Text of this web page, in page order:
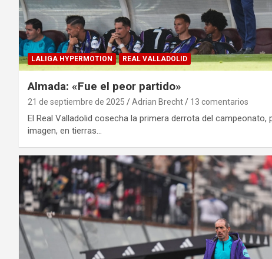
LALIGA HYPERMOTION REAL VALLADOLID
Almada: «Fue el peor partido»
21 de septiembre de 2025 Adrian Brecht 13 comentarios
El Real Valladolid cosecha la primera derrota del campeonato,
imagen, en tierras…